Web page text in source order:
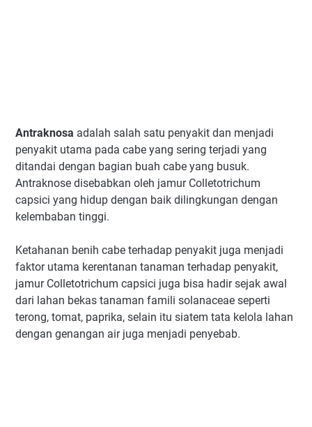
Antraknosa adalah salah satu penyakit dan menjadi
penyakit utama pada cabe yang sering terjadi yang
ditandai dengan bagian buah cabe yang busuk.
Antraknose disebabkan oleh jamur Colletotrichum
capsici yang hidup dengan baik dilingkungan dengan
kelembaban tinggi.
Ketahanan benih cabe terhadap penyakit juga menjadi
faktor utama kerentanan tanaman terhadap penyakit,
jamur Colletotrichum capsici juga bisa hadir sejak awal
dari lahan bekas tanaman famili solanaceae seperti
terong, tomat, paprika, selain itu siatem tata kelola lahan
dengan genangan air juga menjadi penyebab.